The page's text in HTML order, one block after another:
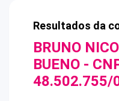
Resultados da
BRUNO
BUENO -
48.502.755/